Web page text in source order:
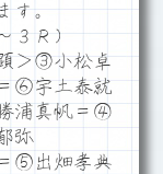
す。
３Ｒ）
＞③小松卓
⑥宇土泰就
浦真帆＝④
弥
⑤出畑孝典